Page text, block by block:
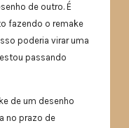
de outro. É
fazendo o remake
poderia virar uma
passando
de um desenho
no prazo de